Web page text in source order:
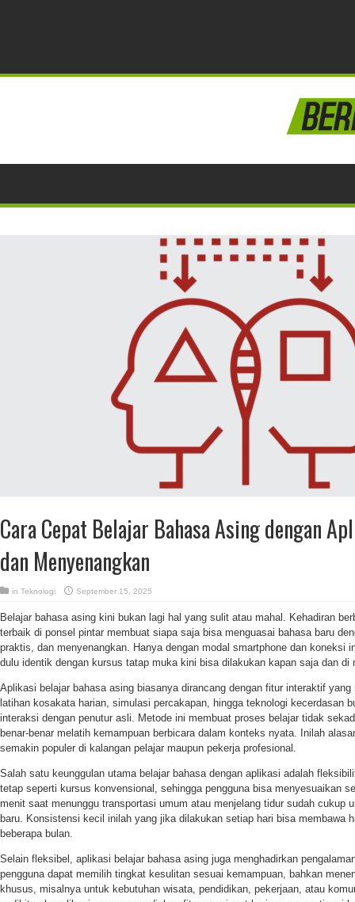
Cara Cepat Belajar Bahasa Asing dengan
dan Menyenangkan
in Teknologi September 15, 2025
Belajar bahasa asing kini bukan lagi hal yang sulit atau mahal. Kehadiran
terbaik di ponsel pintar membuat siapa saja bisa menguasai bahasa baru
praktis, dan menyenangkan. Hanya dengan modal smartphone dan koneksi
dulu identik dengan kursus tatap muka kini bisa dilakukan kapan saja dan di
Aplikasi belajar bahasa asing biasanya dirancang dengan fitur interaktif yang
latihan kosakata harian, simulasi percakapan, hingga teknologi kecerdasan
interaksi dengan penutur asli. Metode ini membuat proses belajar tidak
benar-benar melatih kemampuan berbicara dalam konteks nyata. Inilah
semakin populer di kalangan pelajar maupun pekerja profesional.
Salah satu keunggulan utama belajar bahasa dengan aplikasi adalah
tetap seperti kursus konvensional, sehingga pengguna bisa menyesuaikan
menit saat menunggu transportasi umum atau menjelang tidur sudah cukup
baru. Konsistensi kecil inilah yang jika dilakukan setiap hari bisa membawa
beberapa bulan.
Selain fleksibel, aplikasi belajar bahasa asing juga menghadirkan
pengguna dapat memilih tingkat kesulitan sesuai kemampuan, bahkan
khusus, misalnya untuk kebutuhan wisata, pendidikan, pekerjaan, atau